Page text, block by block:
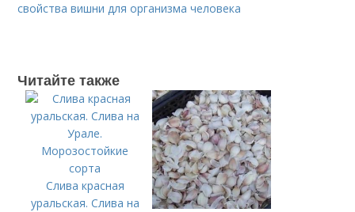
свойства вишни для организма человека
Читайте также
Слива красная
уральская. Слива на